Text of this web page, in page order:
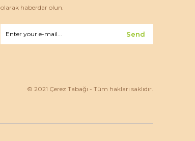
olarak haberdar olun.
Send
© 2021 Çerez Tabağı - Tüm hakları saklıdır.